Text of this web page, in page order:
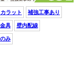
ラット 補強工事あり
具 壁内配線
み